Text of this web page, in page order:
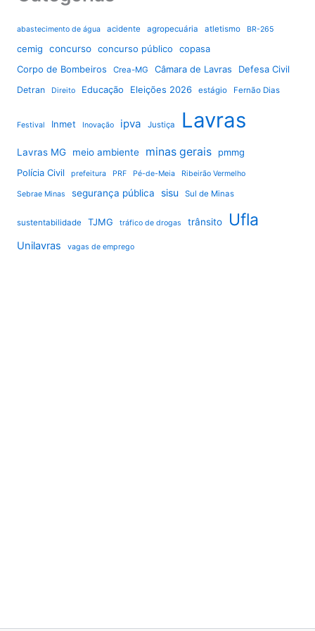
abastecimento de água acidente agropecuária atletismo BR-265
cemig concurso concurso público
copasa
Corpo de Bombeiros
Crea-MG Câmara de Lavras Defesa Civil
Detran Direito Educação Eleições 2026 estágio Fernão Dias
Festival Inmet Inovação ipva Justiça Lavras
Lavras MG meio ambiente minas gerais
pmmg
Polícia Civil
prefeitura PRF Pé-de-Meia Ribeirão Vermelho
Sebrae Minas segurança pública sisu Sul de Minas
sustentabilidade TJMG tráfico de drogas trânsito Ufla
Unilavras vagas de emprego